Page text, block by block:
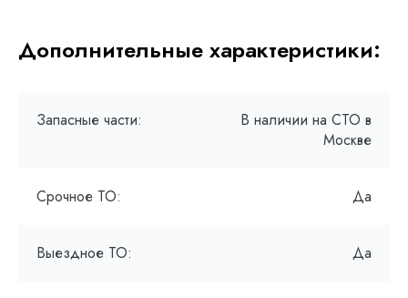
Дополнительные характеристики:
Запасные части:
В наличии на СТО в
Москве
Срочное ТО: Да
Выездное ТО: Да